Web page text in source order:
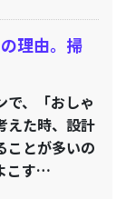
理由。掃
で、「おしゃ
えた時、設計
ことが多いの
こす…